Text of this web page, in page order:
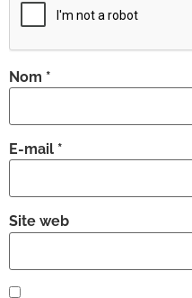
Nom *
E-mail *
Site web